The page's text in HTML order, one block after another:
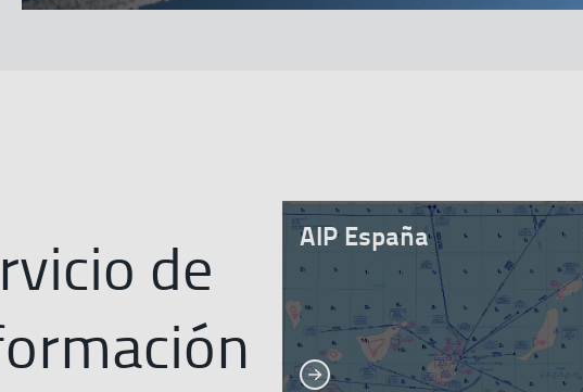
de
AIP España
Ver másVer más